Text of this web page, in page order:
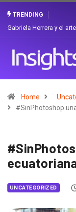
TRENDING
Gabriela Herrera y el
Home
#SinPhotoshop
UNCATEGORIZED